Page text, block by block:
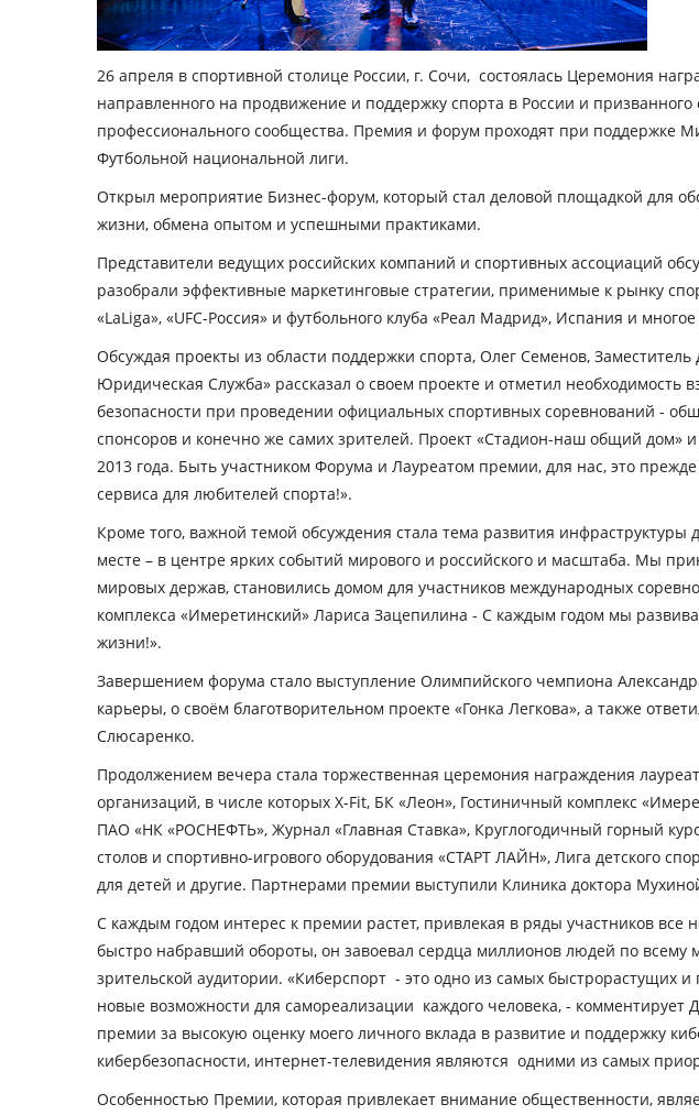
26 апреля в спортивной столице России, г. Сочи, состоялась Церемония
направленного на продвижение и поддержку спорта в России и
профессионального сообщества. Премия и форум проходят при поддержке
Футбольной национальной лиги.
Открыл мероприятие Бизнес-форум, который стал деловой площадкой для
жизни, обмена опытом и успешными практиками.
Представители ведущих российских компаний и спортивных ассоциаций
разобрали эффективные маркетинговые стратегии, применимые к рынку
«LaLiga», «UFC-Россия» и футбольного клуба «Реал Мадрид», Испания и многое
Обсуждая проекты из области поддержки спорта, Олег Семенов,
Юридическая Служба» рассказал о своем проекте и отметил необходимость
безопасности при проведении официальных спортивных соревнований -
спонсоров и конечно же самих зрителей. Проект «Стадион-наш общий дом»
2013 года. Быть участником Форума и Лауреатом премии, для нас, это
сервиса для любителей спорта!».
Кроме того, важной темой обсуждения стала тема развития
месте – в центре ярких событий мирового и российского и масштаба. Мы
мировых держав, становились домом для участников международных
комплекса «Имеретинский» Лариса Зацепилина - С каждым годом мы
жизни!».
Завершением форума стало выступление Олимпийского чемпиона
карьеры, о своём благотворительном проекте «Гонка Легкова», а также
Слюсаренко.
Продолжением вечера стала торжественная церемония награждения
организаций, в числе которых X-Fit, БК «Леон», Гостиничный комплекс
ПАО «НК «РОСНЕФТЬ», Журнал «Главная Ставка», Круглогодичный горный
столов и спортивно-игрового оборудования «СТАРТ ЛАЙН», Лига детского
для детей и другие. Партнерами премии выступили Клиника доктора
С каждым годом интерес к премии растет, привлекая в ряды участников
быстро набравший обороты, он завоевал сердца миллионов людей по всему
зрительской аудитории. «Киберспорт - это одно из самых быстрорастущих
новые возможности для самореализации каждого человека, - комментирует
премии за высокую оценку моего личного вклада в развитие и поддержку
кибербезопасности, интернет-телевидения являются одними из самых
Особенностью Премии, которая привлекает внимание общественности,